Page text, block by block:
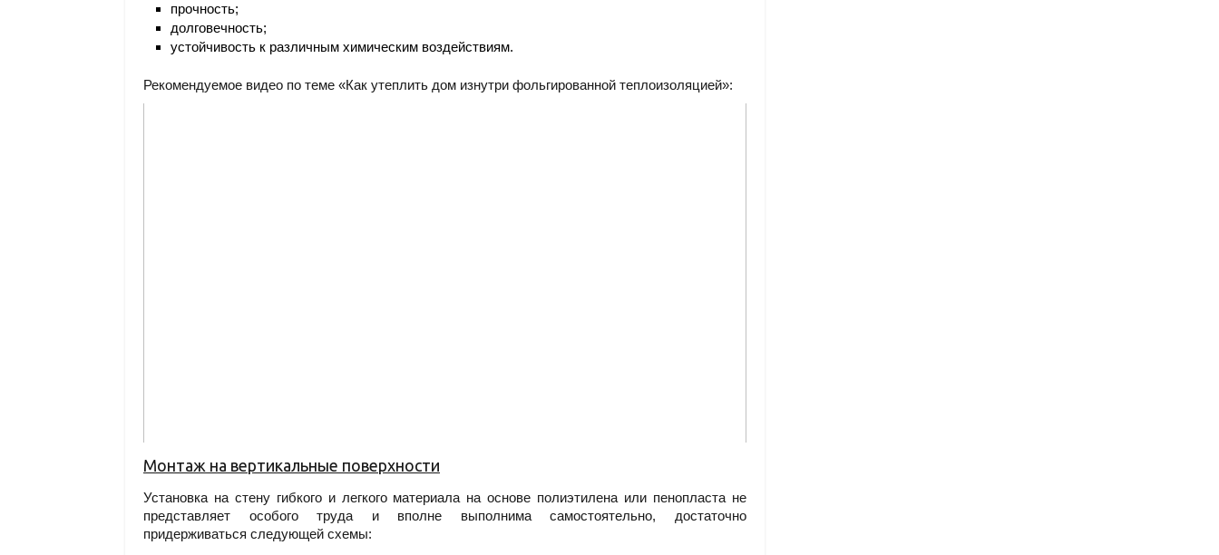
прочность;
долговечность;
устойчивость к различным химическим воздействиям.
Рекомендуемое видео по теме «Как утеплить дом изнутри фольгированной теплоизоляцией»:
Монтаж на вертикальные поверхности
Установка на стену гибкого и легкого материала на основе полиэтилена или пенопласта не
представляет особого труда и вполне выполнима самостоятельно, достаточно
придерживаться следующей схемы: